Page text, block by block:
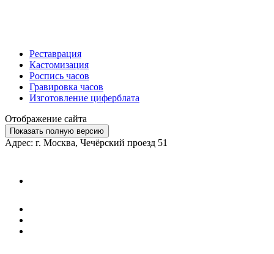
Реставрация
Кастомизация
Роспись часов
Гравировка часов
Изготовление циферблата
Отображение сайта
Показать полную версию
Адрес: г. Москва, Чечёрский проезд 51